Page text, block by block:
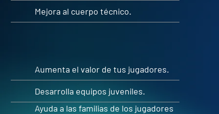
Mejora al cuerpo técnico.
Aumenta el valor de tus jugadores.
Desarrolla equipos juveniles.
Ayuda a las familias de los jugadores